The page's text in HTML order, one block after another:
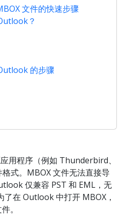
文件的快速步骤
？
的步骤
用程序（例如 Thunderbird、
式。MBOX 文件无法直接导
仅兼容 PST 和 EML，无
了在 Outlook 中打开 MBOX，
。